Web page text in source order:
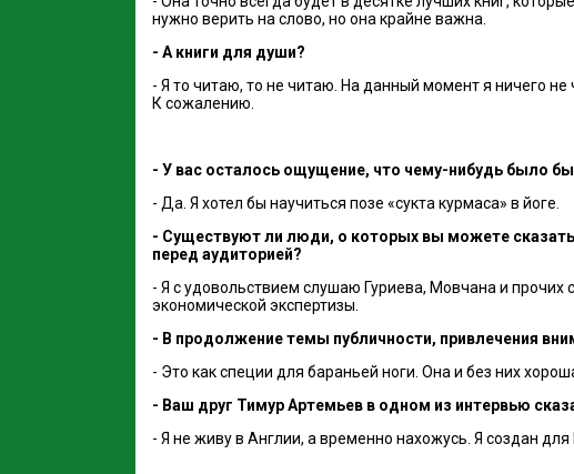
нужно верить на слово, но она крайне важна.
- А книги для души?
- Я то читаю, то не читаю. На данный момент я ничего
К сожалению.
- У вас осталось ощущение, что чему-нибудь было бы
- Да. Я хотел бы научиться позе «сукта курмаса» в йоге.
- Существуют ли люди, о которых вы можете
перед аудиторией?
- Я с удовольствием слушаю Гуриева, Мовчана и
экономической экспертизы.
- В продолжение темы публичности, привлечения
- Это как специи для бараньей ноги. Она и без них
- Ваш друг Тимур Артемьев в одном из интервью
- Я не живу в Англии, а временно нахожусь. Я создан для